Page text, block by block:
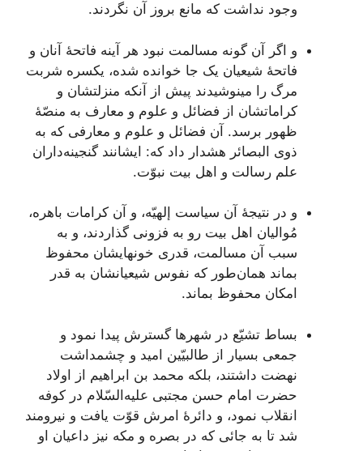
وجود نداشت‌ که‌ مانع‌ بروز آن‌ نگردند.
و اگر آن‌ گونه‌ مسالمت‌ نبود هر آينه‌ فاتحۀ آنان‌ و
فاتحۀ شيعيان‌ يک جا خوانده‌ شده‌، يکسره‌ شربت‌
مرگ‌ را مینوشيدند پيش‌ از آنکه‌ منزلتشان‌ و
کراماتشان‌ از فضائل‌ و علوم‌ و معارف‌ به‌ منصّۀ
ظهور برسد. آن‌ فضائل‌ و علوم‌ و معارفی که‌ به‌
ذوی البصائر هشدار داد که‌: ايشانند گنجينه‌داران‌
علم‌ رسالت‌ و اهل‌ بيت‌ نبوّت‌.
و در نتيجۀ آن‌ سياست‌ إلهيّه‌، و آن‌ کرامات‌ باهره‌،
مُواليان‌ اهل‌ بيت‌ رو به‌ فزونی گذاردند، و به‌
سبب‌ آن‌ مسالمت‌، قدری خونهايشان‌ محفوظ‌
بماند همان‌طور که‌ نفوس‌ شيعيانشان‌ به‌ قدر
امکان‌ محفوظ‌ بماند.
بساط‌ تشيّع‌ در شهرها گسترش‌ پيدا نمود و
جمعی بسيار از طالبيّين‌ اميد و چشمداشت‌
نهضت‌ داشتند، بلکه‌ محمد بن‌ ابراهيم‌ از اولاد
حضرت‌ امام‌ حسن‌ مجتبی عليه‌السّلام در کوفه‌
انقلاب‌ نمود، و دائرۀ امرش‌ قوّت‌ يافت‌ و نيرومند
شد تا به‌ جائی که‌ در بصره‌ و مکه‌ نيز داعيان‌ او